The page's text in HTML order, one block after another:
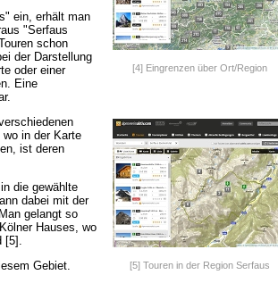
[4] Eingrenzen über Ort/Region
ein, erhält man
"Serfaus
schon
der Darstellung
oder einer
Eine
[5] Touren in der Region Serfaus
in der Karte
ist deren
die gewählte
dabei mit der
gelangt so
Hauses, wo
[5].
Gebiet.